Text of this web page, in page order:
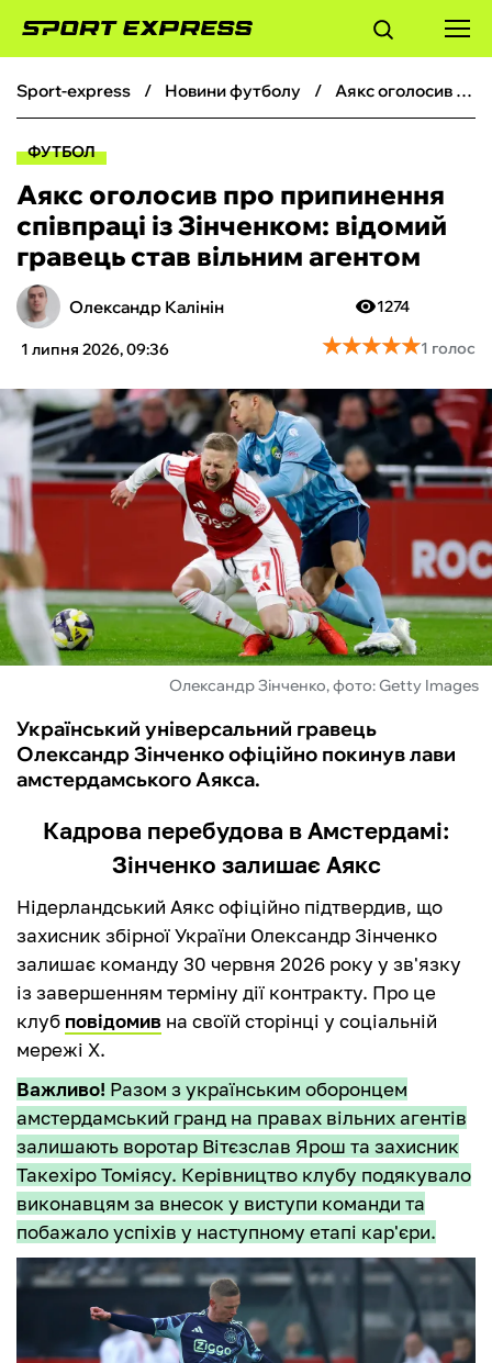
ФУТБОЛ
БОКС
ХОКЕЙ
ТЕНІС
КІБЕРСПОРТ
ЧС-2026
ФУТЗАЛ
ІНШІ
БУКМЕКЕРИ
sport-express новини футболу Аякс оголосив про припинення співпраці із Зінченком: відомий гравець став вільним агентом
ФУТБОЛ
Аякс оголосив про припинення
співпраці із Зінченком: відомий
гравець став вільним агентом
Олександр Калінін
1 липня 2026, 09:36
1274
★★★★★
★★★★★1 голос
Олександр Зінченко, фото: Getty Images
Український універсальний гравець
Олександр Зінченко офіційно покинув лави
амстердамського Аякса.
Кадрова перебудова в Амстердамі:
Зінченко залишає Аякс
Нідерландський Аякс офіційно підтвердив, що
захисник збірної України Олександр Зінченко
залишає команду 30 червня 2026 року у зв'язку
із завершенням терміну дії контракту. Про це
клуб повідомив на своїй сторінці у соціальній
мережі X.
Важливо! Разом з українським оборонцем
амстердамський гранд на правах вільних агентів
залишають воротар Вітєзслав Ярош та захисник
Такехіро Томіясу. Керівництво клубу подякувало
виконавцям за внесок у виступи команди та
побажало успіхів у наступному етапі кар'єри.